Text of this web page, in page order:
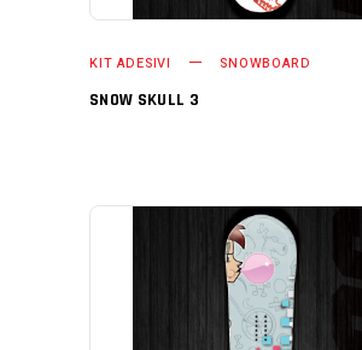
KIT ADESIVI SNOWBOARD
SNOW SKULL 3